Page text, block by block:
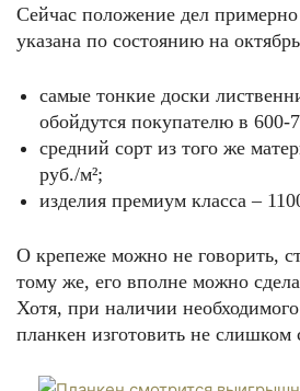
Сейчас положение дел примерно
указана по состоянию на
самые тонкие доски
обойдутся покупателю в 600-
средний сорт из того же
руб./м²;
изделия премиум класса –
О крепеже можно не говорить,
тому же, его вполне можно
Хотя, при наличии
планкен изготовить не слишком